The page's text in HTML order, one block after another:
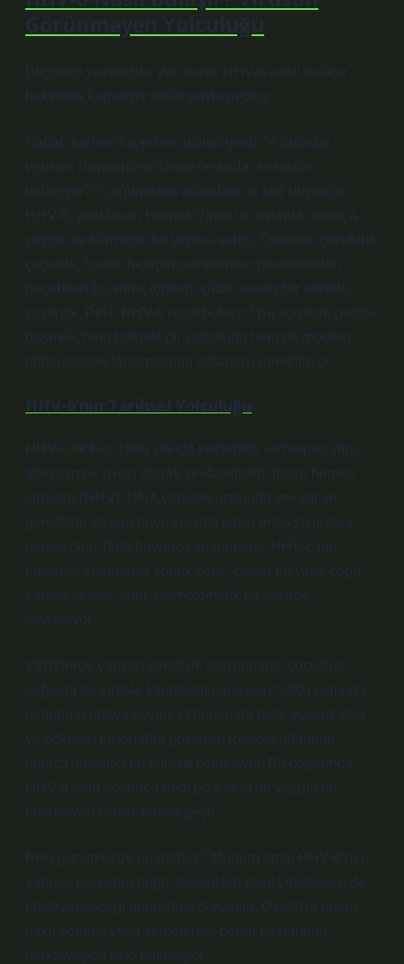
Görünmeyen Yolculuğu
Bugünkü yazımızda Vut olarak HHV-6 nasıl bulaşır
hakkında kapsamlı notlar paylaşıyoruz.
Sabah kahvemi içerken aklıma geldi: “Acaba bu
virüsler, hayatımızın içinde ne kadar sessizce
dolaşıyor?” Çoğumuzun adını bile ilk kez duyduğu
HHV-6, yani İnsan Herpes Virüsü 6, aslında oldukça
yaygın ve karmaşık bir yapıya sahip. Özellikle çocukluk
çağında, bazen belirgin semptomlar göstermeden
geçebilen bu virüs, toplum içinde sessiz bir şekilde
yayılıyor. Peki, HHV-6 nasıl bulaşır? Bu sorunun peşine
düşmek, hem tarihsel bir yolculuğu hem de modern
tıbbın güncel tartışmalarını anlamayı gerektiriyor.
HHV-6’nın Tarihsel Yolculuğu
HHV-6 ilk kez 1986 yılında keşfedildi ve herpes virüs
ailesinin bir üyesi olarak sınıflandırıldı. İnsan herpes
virüsleri (HHV), DNA virüsleri arasında yer alır ve
genellikle yaşam boyu vücutta kalıcı enfeksiyonlara
neden olur. Tarih boyunca tıp dünyası, HHV-6’nın
etkilerini anlamakta zorluk çekti; çünkü bu virüs çoğu
zaman sessiz, yani asemptomatik bir şekilde
seyrediyor.
1970’lerde yapılan serolojik araştırmalar, çocukluk
çağında bu virüsle karşılaşma oranının %90 civarında
olduğunu ortaya koydu. O dönemde tıpta, yüksek ateş
ve döküntü ile kendini gösteren roseola infantum
(altıncı hastalık) en bilinen belirtisiydi. Bu bağlamda,
HHV-6 tarih boyunca hem gizli hem de yaygın bir
enfeksiyon olarak kayda geçti.
Peki günümüzde ne değişti? Modern tıpta, HHV-6’nın
sadece çocukları değil, bağışıklığı zayıf yetişkinleri de
etkileyebileceği anlaşılmış durumda. Özellikle organ
nakli sonrası veya kemoterapi gören hastalarda
reaktivasyon riski bulunuyor.